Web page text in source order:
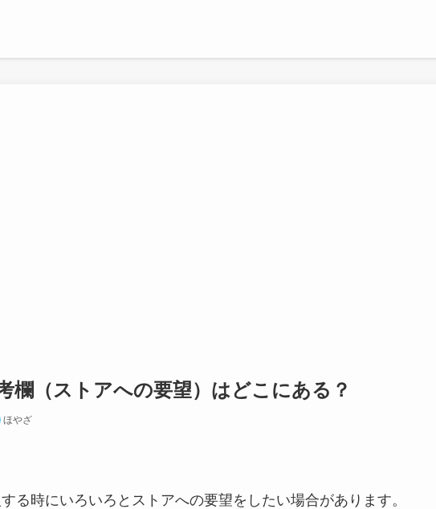
欄（ストアへの要望）はどこにある？
ほやざ
る時にいろいろとストアへの要望をしたい場合があります。